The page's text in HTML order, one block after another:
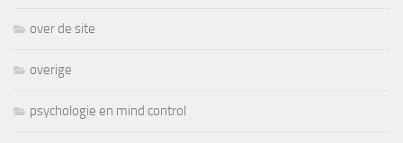
over de site
overige
psychologie en mind control